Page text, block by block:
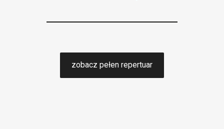
(Rogowski). Ich letnia włóczęga w poszukiwaniu śladów przeszłości
zobacz pełen repertuar